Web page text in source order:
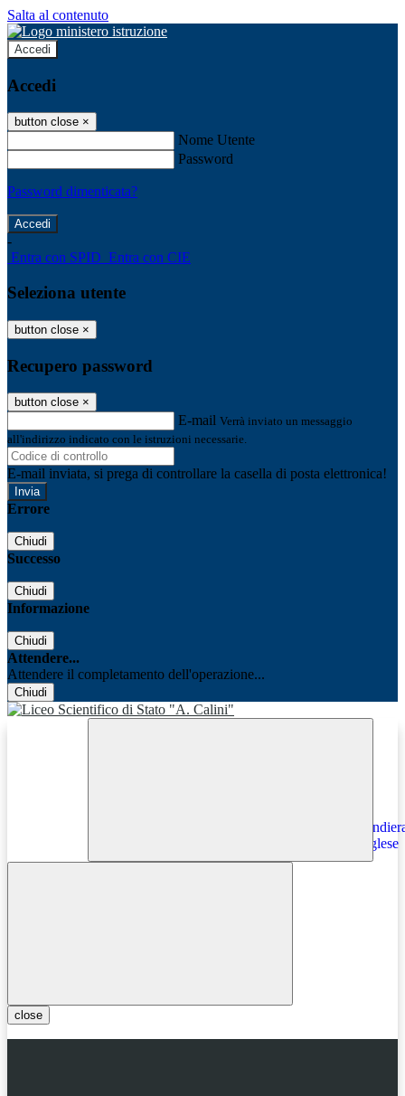
Salta al contenuto
Accedi
Accedi
button close ×
Nome Utente
Password
Password dimenticata?
-
Entra con SPID Entra con CIE
Seleziona utente
button close ×
Recupero password
button close ×
E-mail Verrà inviato un messaggio
all'indirizzo indicato con le istruzioni necessarie.
E-mail inviata, si prega di controllare la casella di posta elettronica!
Errore
Chiudi
Successo
Chiudi
Informazione
Chiudi
Attendere...
Attendere il completamento dell'operazione...
Chiudi
close